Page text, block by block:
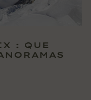
: QUE